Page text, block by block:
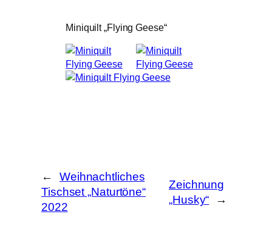
Miniquilt „Flying Geese“
←
Weihnachtliches
Tischset „Naturtöne“
2022
Zeichnung
„Husky“
→